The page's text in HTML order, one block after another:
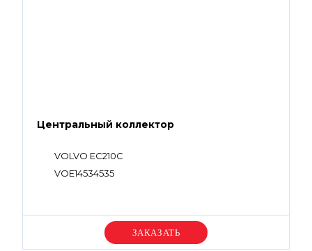
Центральный коллектор
VOLVO EC210C
VOE14534535
Уточняйте цену